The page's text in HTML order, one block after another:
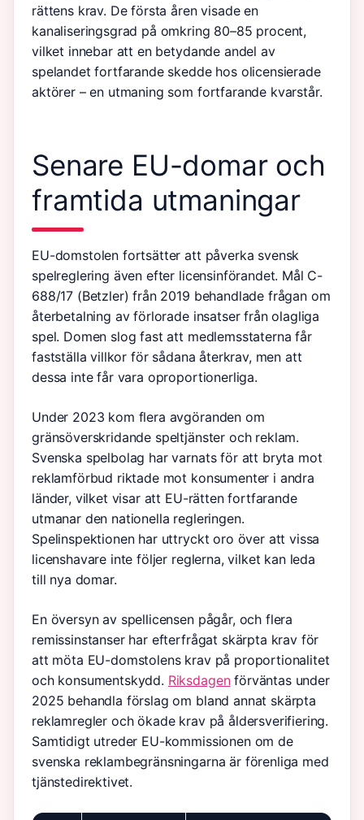
rättens krav. De första åren visade en
kanaliseringsgrad på omkring 80–85 procent,
vilket innebar att en betydande andel av
spelandet fortfarande skedde hos olicensierade
aktörer – en utmaning som fortfarande kvarstår.
Senare EU-domar och
framtida utmaningar
EU-domstolen fortsätter att påverka svensk
spelreglering även efter licensinförandet. Mål C-
688/17 (Betzler) från 2019 behandlade frågan om
återbetalning av förlorade insatser från olagliga
spel. Domen slog fast att medlemsstaterna får
fastställa villkor för sådana återkrav, men att
dessa inte får vara oproportionerliga.
Under 2023 kom flera avgöranden om
gränsöverskridande speltjänster och reklam.
Svenska spelbolag har varnats för att bryta mot
reklamförbud riktade mot konsumenter i andra
länder, vilket visar att EU-rätten fortfarande
utmanar den nationella regleringen.
Spelinspektionen har uttryckt oro över att vissa
licenshavare inte följer reglerna, vilket kan leda
till nya domar.
En översyn av spellicensen pågår, och flera
remissinstanser har efterfrågat skärpta krav för
att möta EU-domstolens krav på proportionalitet
och konsumentskydd. Riksdagenförväntas under
2025 behandla förslag om bland annat skärpta
reklamregler och ökade krav på åldersverifiering.
Samtidigt utreder EU-kommissionen om de
svenska reklambegränsningarna är förenliga med
tjänstedirektivet.